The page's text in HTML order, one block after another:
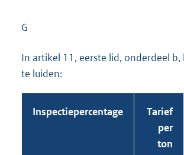
G
In artikel 11, eerste lid, onderdeel
te luiden:
Inspectiepercentage
Tarief
per
ton